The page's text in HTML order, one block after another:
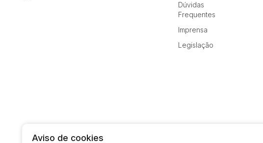
Dúvidas
Frequentes
Imprensa
Legislação
Aviso de cookies